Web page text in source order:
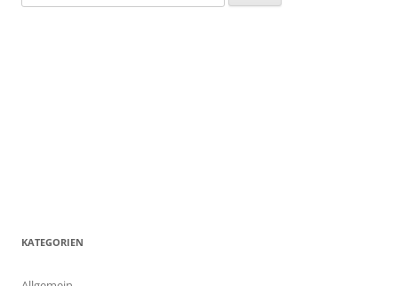
nach:
KATEGORIEN